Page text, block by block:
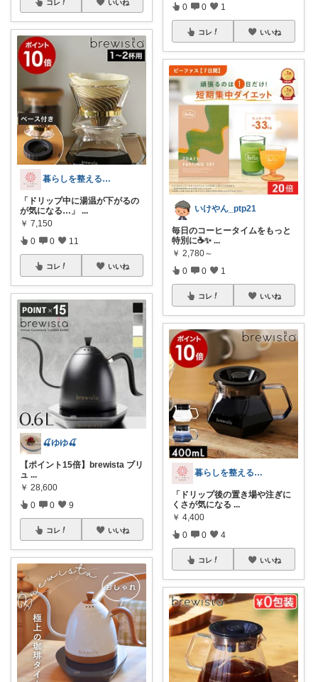
コレ いいね
暮らしを整える研究所🍀
「ドリップ中に湯温が下がるの
が気になる…」
...
￥ 7,150
0 0 11
コレ いいね
🍒ゆゆ🍒
【ポイント15倍】brewista ブリ
ュ ...
￥ 28,600
0 0 9
コレ いいね
0 0 1
コレ いいね
いけやん_ptp21
毎日のコーヒータイムをもっと
特別に☕✨ ...
￥ 2,780～
0 0 1
コレ いいね
暮らしを整える研究所🍀
「ドリップ後の置き場や注ぎに
くさが気になる ...
￥ 4,400
0 0 4
コレ いいね